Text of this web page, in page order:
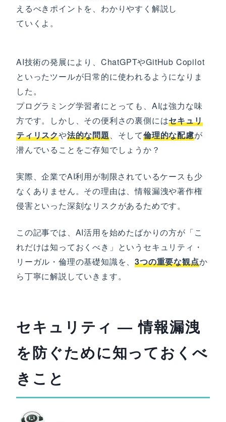
えるべきポイントを、わかりやすく解説し
ていくよ。
AI技術の発展により、ChatGPTやGitHub Copilot
といったツールが日常的に使われるようになりま
した。
プログラミング学習者にとっても、AIは強力な味
方です。しかし、その便利さの裏側にはセキュリ
ティリスクや法的な問題、そして倫理的な配慮が
潜んでいることをご存知でしょうか？
実際、企業でAI利用が制限されているケースも少
なくありません。その理由は、情報漏洩や著作権
侵害といった深刻なリスクがあるためです。
この記事では、AI活用を始めたばかりの方が「こ
れだけは知っておくべき」というセキュリティ・
リーガル・倫理の基礎知識を、3つの重要な観点か
ら丁寧に解説していきます。
セキュリティ ― 情報漏洩
を防ぐために知っておくべ
きこと